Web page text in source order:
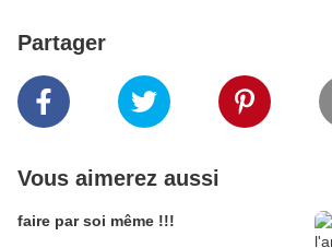
Partager
Vous aimerez aussi
faire par soi même !!!